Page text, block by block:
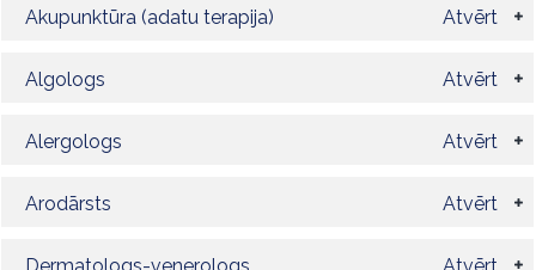
Akupunktūra (adatu terapija) Atvērt
Algologs Atvērt
Alergologs Atvērt
Arodārsts Atvērt
Dermatologs-venerologs Atvērt